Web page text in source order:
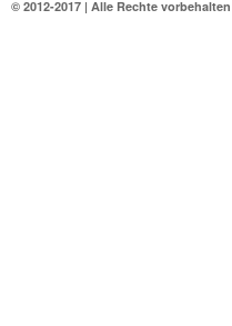
© 2012-2017 | Alle Rechte